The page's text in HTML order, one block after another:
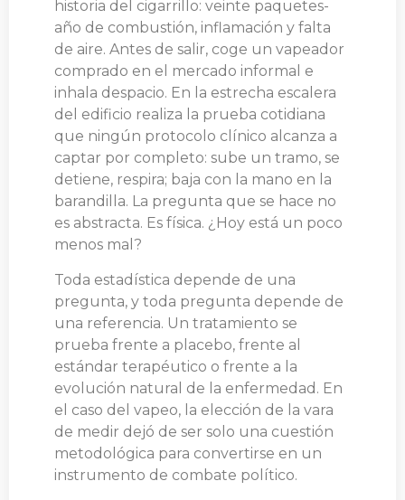
historia del cigarrillo: veinte paquetes-
año de combustión, inflamación y falta
de aire. Antes de salir, coge un vapeador
comprado en el mercado informal e
inhala despacio. En la estrecha escalera
del edificio realiza la prueba cotidiana
que ningún protocolo clínico alcanza a
captar por completo: sube un tramo, se
detiene, respira; baja con la mano en la
barandilla. La pregunta que se hace no
es abstracta. Es física. ¿Hoy está un poco
menos mal?
Toda estadística depende de una
pregunta, y toda pregunta depende de
una referencia. Un tratamiento se
prueba frente a placebo, frente al
estándar terapéutico o frente a la
evolución natural de la enfermedad. En
el caso del vapeo, la elección de la vara
de medir dejó de ser solo una cuestión
metodológica para convertirse en un
instrumento de combate político.